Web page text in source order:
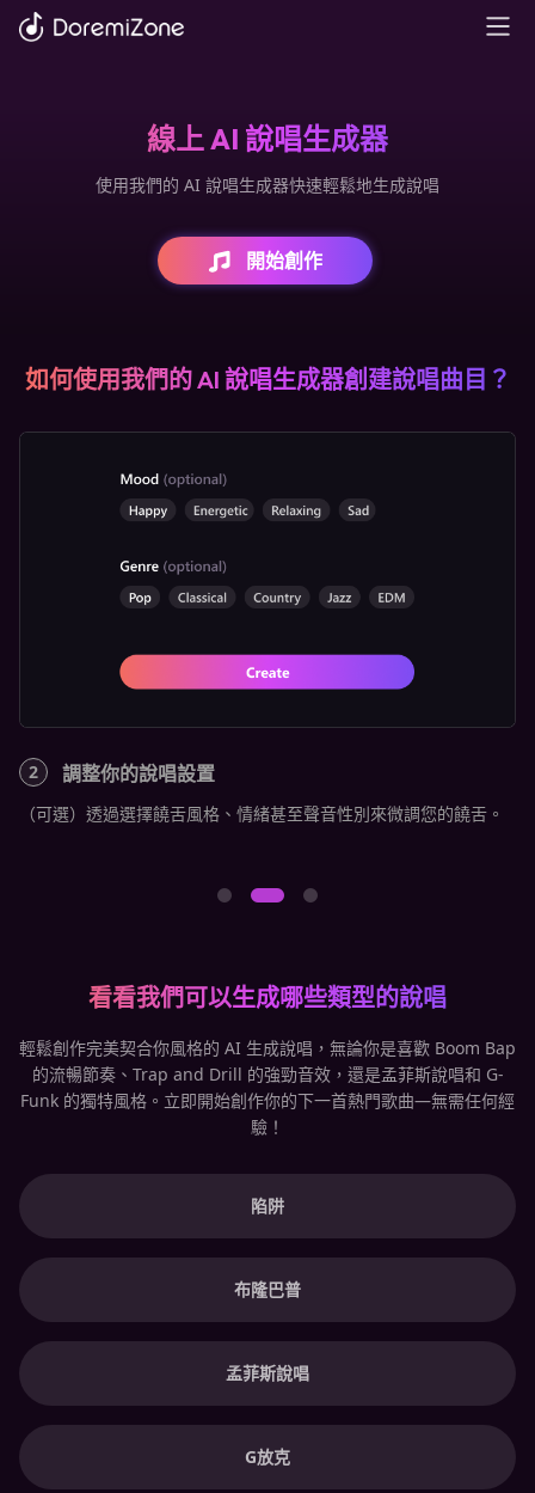
線上 AI 說唱生成器
使用我們的 AI 說唱生成器快速輕鬆地生成說唱
開始創作
如何使用我們的 AI 說唱生成器創建說唱曲目？
2 調整你的說唱設置
（可選）透過選擇饒舌風格、情緒甚至聲音性別來微調您的饒舌。
看看我們可以生成哪些類型的說唱
輕鬆創作完美契合你風格的 AI 生成說唱，無論你是喜歡 Boom Bap
的流暢節奏、Trap and Drill 的強勁音效，還是孟菲斯說唱和 G-
Funk 的獨特風格。立即開始創作你的下一首熱門歌曲—無需任何經
驗！
陷阱
布隆巴普
孟菲斯說唱
G放克